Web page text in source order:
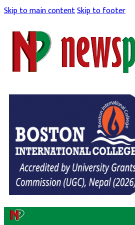
Skip to main contentSkip to footer